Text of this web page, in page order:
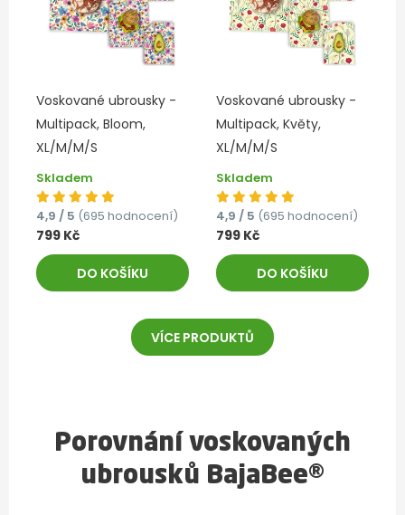
Voskované ubrousky -
Multipack, Bloom,
XL/M/M/S
Skladem
4,9 / 5 (695 hodnocení)
799 Kč
DO KOŠÍKU
Voskované ubrousky -
Multipack, Květy,
XL/M/M/S
Skladem
4,9 / 5 (695 hodnocení)
799 Kč
DO KOŠÍKU
VÍCE PRODUKTŮ
Porovnání voskovaných
ubrousků BajaBee®